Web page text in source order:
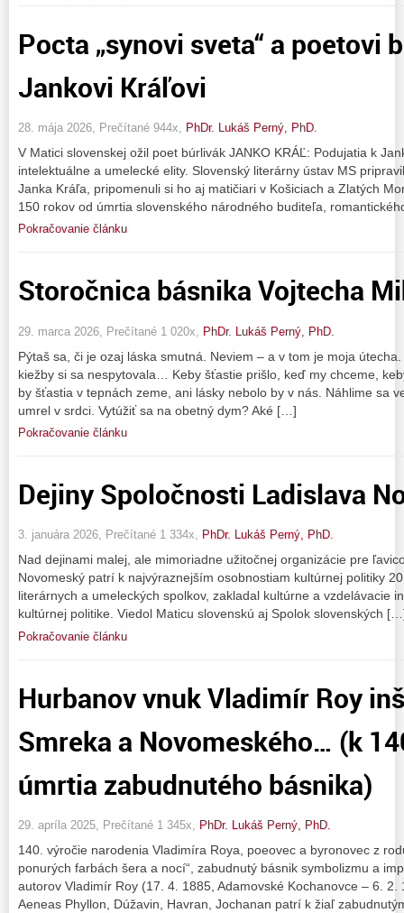
Pocta „synovi sveta“ a poetovi
Jankovi Kráľovi
28. mája 2026, Prečítané 944x, PhDr. Lukáš Perný, PhD.
V Matici slovenskej ožil poet búrlivák JANKO KRÁĽ: Podujatia k
intelektuálne a umelecké elity. Slovenský literárny ústav MS
Janka Kráľa, pripomenuli si ho aj matičiari v Košiciach a Zlatých
150 rokov od úmrtia slovenského národného buditeľa,
Pokračovanie článku
Storočnica básnika Vojtecha
29. marca 2026, Prečítané 1 020x, PhDr. Lukáš Perný, PhD.
Pýtaš sa, či je ozaj láska smutná. Neviem – a v tom je moja
kiežby si sa nespytovala… Keby šťastie prišlo, keď my chceme,
by šťastia v tepnách zeme, ani lásky nebolo by v nás. Náhlime sa
umrel v srdci. Vytúžiť sa na obetný dym? Aké […]
Pokračovanie článku
Dejiny Spoločnosti Ladislava
3. januára 2026, Prečítané 1 334x, PhDr. Lukáš Perný, PhD.
Nad dejinami malej, ale mimoriadne užitočnej organizácie pre
Novomeský patrí k najvýraznejším osobnostiam kultúrnej politiky
literárnych a umeleckých spolkov, zakladal kultúrne a vzdelávacie
kultúrnej politike. Viedol Maticu slovenskú aj Spolok slovenských
Pokračovanie článku
Hurbanov vnuk Vladimír Roy
Smreka a Novomeského… (k
úmrtia zabudnutého básnika)
29. apríla 2025, Prečítané 1 345x, PhDr. Lukáš Perný, PhD.
140. výročie narodenia Vladimíra Roya, poeovec a byronovec z
ponurých farbách šera a nocí“, zabudnutý básnik symbolizmu a
autorov Vladimír Roy (17. 4. 1885, Adamovské Kochanovce – 6. 2.
Aeneas Phyllon, Dúžavin, Havran, Jochanan patrí k žiaľ